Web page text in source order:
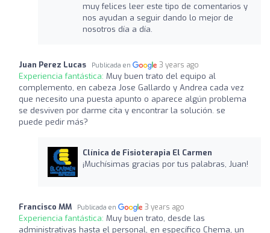
muy felices leer este tipo de comentarios y
nos ayudan a seguir dando lo mejor de
nosotros día a día.
Juan Perez Lucas Publicada en 3 years ago
Experiencia fantástica: Muy buen trato del equipo al
complemento, en cabeza Jose Gallardo y Andrea cada vez
que necesito una puesta apunto o aparece algún problema
se desviven por darme cita y encontrar la solución. se
puede pedir más?
Clínica de Fisioterapia El Carmen
¡Muchísimas gracias por tus palabras, Juan!
Francisco MM Publicada en 3 years ago
Experiencia fantástica: Muy buen trato, desde las
administrativas hasta el personal, en específico Chema, un